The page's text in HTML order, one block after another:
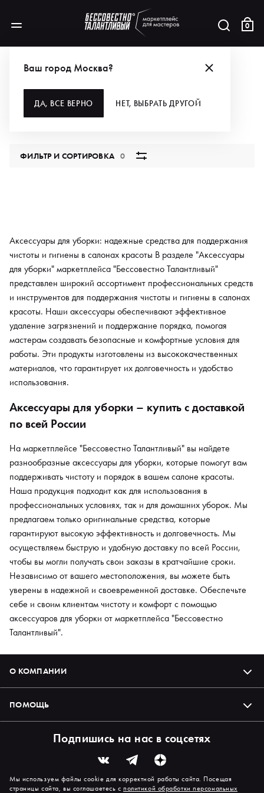
0
Ваш город Москва?
ДА, ВСЕ ВЕРНО НЕТ, ВЫБРАТЬ ДРУГОЙ
ДЛЯ УБОРКИ
ФИЛЬТР И СОРТИРОВКА0
Аксессуары для уборки: надежные средства для поддержания
чистоты и гигиены в салонах красоты В разделе "Аксессуары
для уборки" маркетплейса "Бессовестно Талантливый"
представлен широкий ассортимент профессиональных средств
и инструментов для поддержания чистоты и гигиены в салонах
красоты. Наши аксессуары обеспечивают эффективное
удаление загрязнений и поддержание порядка, помогая
мастерам создавать безопасные и комфортные условия для
работы. Эти продукты изготовлены из высококачественных
материалов, что гарантирует их долговечность и удобство
использования.
Аксессуары для уборки – купить с доставкой
по всей России
На маркетплейсе "Бессовестно Талантливый" вы найдете
разнообразные аксессуары для уборки, которые помогут вам
поддерживать чистоту и порядок в вашем салоне красоты.
Наша продукция подходит как для использования в
профессиональных условиях, так и для домашних уборок. Мы
предлагаем только оригинальные средства, которые
гарантируют высокую эффективность и долговечность. Мы
осуществляем быструю и удобную доставку по всей России,
чтобы вы могли получать свои заказы в кратчайшие сроки.
Независимо от вашего местоположения, вы можете быть
уверены в надежной и своевременной доставке. Обеспечьте
себе и своим клиентам чистоту и комфорт с помощью
аксессуаров для уборки от маркетплейса "Бессовестно
Талантливый".
О КОМПАНИИ
ПОМОЩЬ
Подпишись на нас в соцсетях
Мы используем файлы cookie для корректной работы сайта. Посещая
страницы сайта, вы соглашаетесь сполитикой обработки персональных